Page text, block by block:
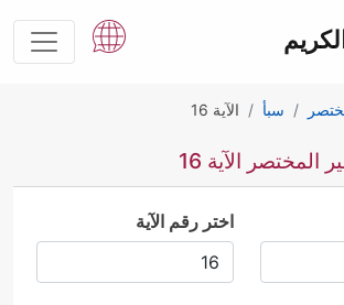
سبأ الآية 16
الآية 16
اختر رقم الآية